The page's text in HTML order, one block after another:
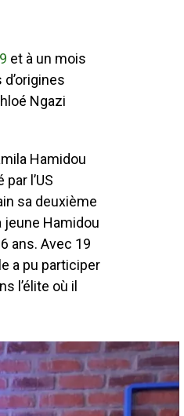
et à un mois
Ngazi
Hamidou
l’US
sa deuxième
jeune Hamidou
ans. Avec 19
a pu participer
l’élite où il